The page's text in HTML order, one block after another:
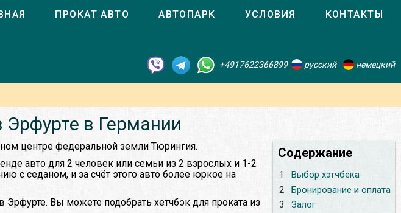
ПРОКАТ АВТО АВТОПАРК УСЛОВИЯ КОНТАКТЫ
+4917622366899 русский немецкий
Эрфурте в Германии
Содержание
1
Выбор хэтчбека
2
Бронирование и оплата
3
Залог
центре федеральной земли Тюрингия.
авто для 2 человек или семьи из 2 взрослых и 1-2
с седаном, и за счёт этого авто более юркое на
Вы можете подобрать хетчбэк для проката из